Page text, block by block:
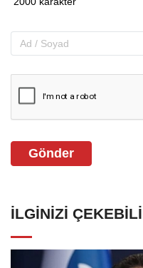
Gönder
İLGINIZI